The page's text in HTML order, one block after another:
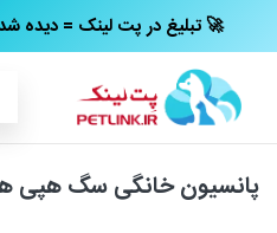
← تبلیغ در پت‌ لینک = دیده شدن در لینک‌های اول گوگل 🚀
پانسیون خانگی سگ هپی